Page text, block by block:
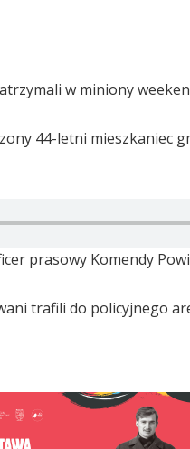
w miniony
44-letni mieszkaniec
prasowy Komendy
trafili do policyjnego